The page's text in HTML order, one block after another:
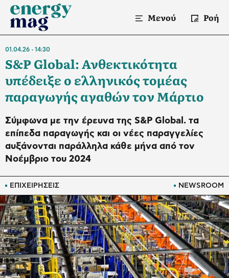
Μενού Ροή
ΕΠΙΧΕΙΡΗΣΕΙΣ NEWSROOM
01.04.26 14:30
S&P Global: Ανθεκτικότητα
υπέδειξε ο ελληνικός τομέας
παραγωγής αγαθών τον Μάρτιο
Σύμφωνα με την έρευνα της S&P Global. τα
επίπεδα παραγωγής και οι νέες παραγγελίες
αυξάνονται παράλληλα κάθε μήνα από τον
Νοέμβριο του 2024